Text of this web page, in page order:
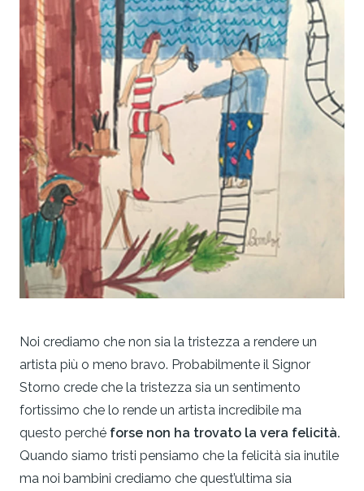
Noi crediamo che non sia la tristezza a rendere un
artista più o meno bravo. Probabilmente il Signor
Storno crede che la tristezza sia un sentimento
fortissimo che lo rende un artista incredibile ma
questo perché forse non ha trovato la vera felicità.
Quando siamo tristi pensiamo che la felicità sia inutile
ma noi bambini crediamo che quest’ultima sia